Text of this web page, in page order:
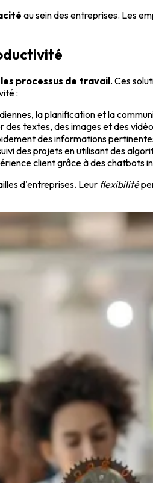
au sein des entreprises. Les
processus de travail. Ces
:
la planification et la
des textes, des images et des
des informations
des projets en utilisant des
client grâce à des chatbots
d'entreprises. Leur flexibilité